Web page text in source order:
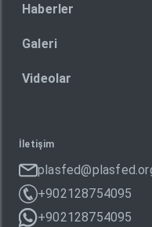
Haberler
Galeri
Videolar
İletişim
+902128754095
+902128754095